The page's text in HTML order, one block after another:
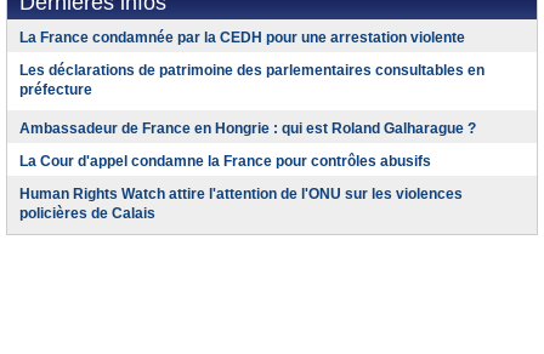
La France condamnée par la CEDH pour une arrestation violente
Les déclarations de patrimoine des parlementaires consultables en
préfecture
Ambassadeur de France en Hongrie : qui est Roland Galharague ?
La Cour d'appel condamne la France pour contrôles abusifs
Human Rights Watch attire l'attention de l'ONU sur les violences
policières de Calais